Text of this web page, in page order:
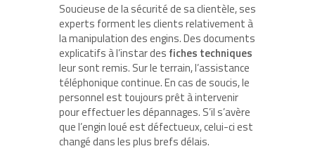
Soucieuse de la sécurité de sa clientèle, ses
experts forment les clients relativement à
la manipulation des engins. Des documents
explicatifs à l’instar des fiches techniques
leur sont remis. Sur le terrain, l’assistance
téléphonique continue. En cas de soucis, le
personnel est toujours prêt à intervenir
pour effectuer les dépannages. S’il s’avère
que l’engin loué est défectueux, celui-ci est
changé dans les plus brefs délais.